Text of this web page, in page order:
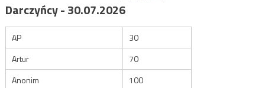
Darczyńcy - 30.07.2026
AP
30
Artur
70
Anonim
100